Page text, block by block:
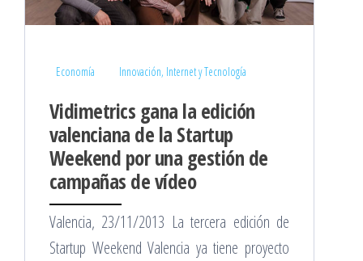
Economía Innovación, Internet y Tecnología
Vidimetrics gana la edición
valenciana de la Startup
Weekend por una gestión de
campañas de vídeo
Valencia, 23/11/2013 La tercera edición de
Startup Weekend Valencia ya tiene proyecto